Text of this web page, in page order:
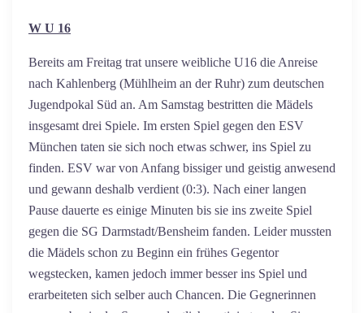
W U 16
Bereits am Freitag trat unsere weibliche U16 die Anreise
nach Kahlenberg (Mühlheim an der Ruhr) zum deutschen
Jugendpokal Süd an. Am Samstag bestritten die Mädels
insgesamt drei Spiele. Im ersten Spiel gegen den ESV
München taten sie sich noch etwas schwer, ins Spiel zu
finden. ESV war von Anfang bissiger und geistig anwesend
und gewann deshalb verdient (0:3). Nach einer langen
Pause dauerte es einige Minuten bis sie ins zweite Spiel
gegen die SG Darmstadt/Bensheim fanden. Leider mussten
die Mädels schon zu Beginn ein frühes Gegentor
wegstecken, kamen jedoch immer besser ins Spiel und
erarbeiteten sich selber auch Chancen. Die Gegnerinnen